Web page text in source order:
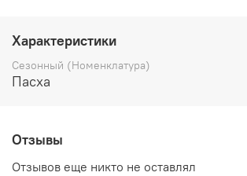
Характеристики
Сезонный (Номенклатура)
Пасха
Отзывы
Отзывов еще никто не оставлял